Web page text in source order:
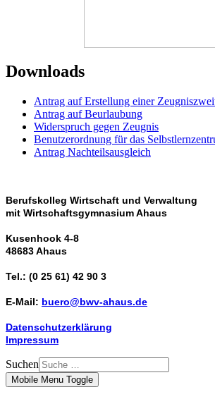
Downloads
Antrag auf Erstellung einer
Antrag auf Beurlaubung
Widerspruch gegen Zeugnis
Benutzerordnung für das
Antrag Nachteilsausgleich
Berufskolleg Wirtschaft und Verwaltung
mit Wirtschaftsgymnasium Ahaus
Kusenhook 4-8
48683 Ahaus
Tel.: (0 25 61) 42 90 3
E-Mail: buero@bwv-ahaus.de
Datenschutzerklärung
Impressum
Suchen
Mobile Menu Toggle